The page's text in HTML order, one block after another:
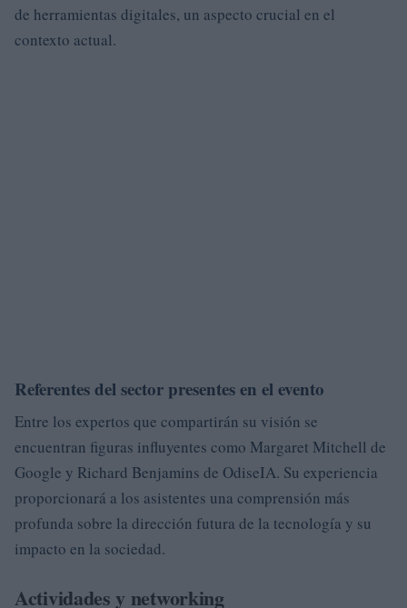
de herramientas digitales, un aspecto crucial en el
contexto actual.
Referentes del sector presentes en el evento
Entre los expertos que compartirán su visión se
encuentran figuras influyentes como Margaret Mitchell de
Google y Richard Benjamins de OdiseIA. Su experiencia
proporcionará a los asistentes una comprensión más
profunda sobre la dirección futura de la tecnología y su
impacto en la sociedad.
Actividades y networking